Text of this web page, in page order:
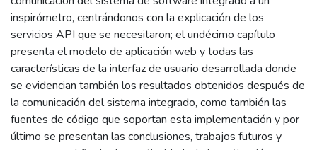
inspirómetro, centrándonos con la explicación de los
servicios API que se necesitaron; el undécimo capítulo
presenta el modelo de aplicación web y todas las
características de la interfaz de usuario desarrollada donde
se evidencian también los resultados obtenidos después de
la comunicación del sistema integrado, como también las
fuentes de código que soportan esta implementación y por
último se presentan las conclusiones, trabajos futuros y